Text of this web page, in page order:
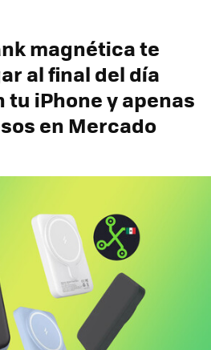
magnética te
al final del día
iPhone y apenas
en Mercado